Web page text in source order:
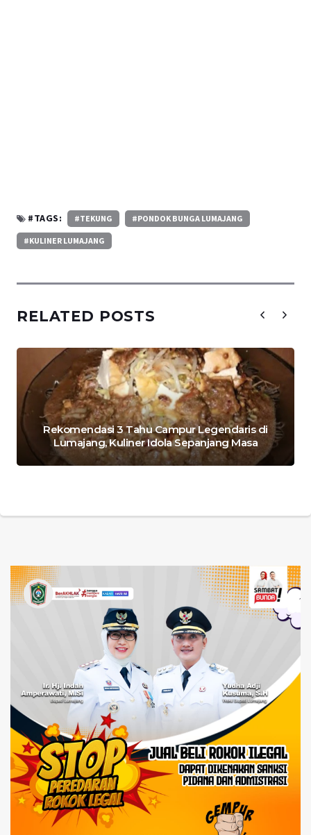
#TAGS: #TEKUNG #PONDOK BUNGA LUMAJANG
#KULINER LUMAJANG
RELATED POSTS
Rekomendasi 3 Tahu Campur Legendaris di
Lumajang, Kuliner Idola Sepanjang Masa